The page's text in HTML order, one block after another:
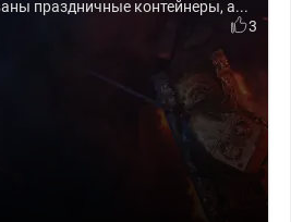
праздничные контейнеры, а...
3